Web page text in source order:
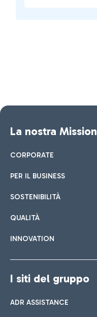
La nostra Mission
CORPORATE
PER IL BUSINESS
SOSTENIBILITÀ
QUALITÀ
INNOVATION
I siti del gruppo
ADR ASSISTANCE